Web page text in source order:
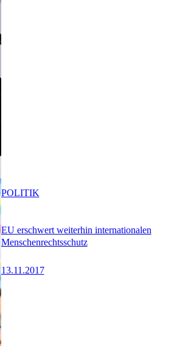
EU erschwert weiterhin internationalen
Menschenrechtsschutz
13.11.2017
POLITIK